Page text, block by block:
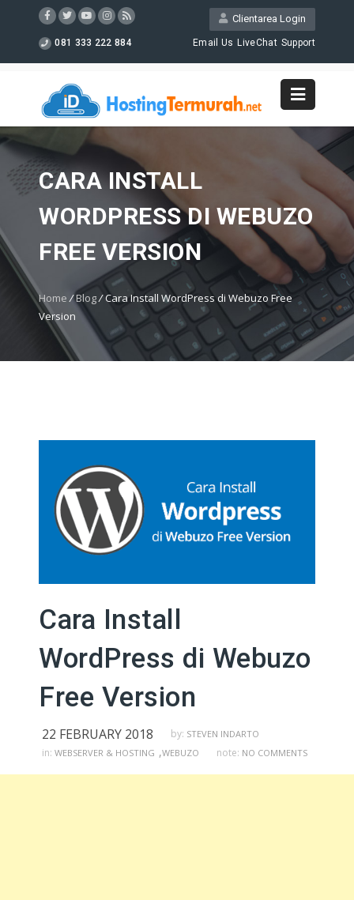
Clientarea Login
081 333 222 884 Email Us LiveChat Support
CARA INSTALL
WORDPRESS DI WEBUZO
FREE VERSION
Home /Blog/Cara Install WordPress di Webuzo Free
Version
Cara Install
WordPress di Webuzo
Free Version
22 FEBRUARY 2018 by: STEVEN INDARTO
in: WEBSERVER & HOSTING ,WEBUZO note: NO COMMENTS